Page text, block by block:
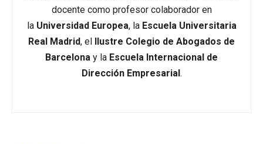
docente como profesor colaborador en
la Universidad Europea, la Escuela Universitaria
Real Madrid, el Ilustre Colegio de Abogados de
Barcelona y la Escuela Internacional de
Dirección Empresarial.